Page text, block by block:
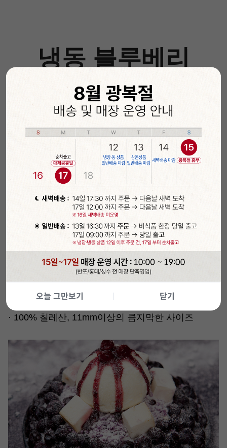
오늘 그만보기 닫기
냉동 블루베리
(1kg)
IQF 개별 급속 냉동으로
블루베리를 세척한 후, 가장 신선할 때 개별 급속 냉
동시켜
본연의 건강한 맛과 모양을 살린 냉동 블루베리 입니
MD'S TIP
· 케이크, 타르트 등 베이킹이나 음료, 빙수토핑으로
보관이 편리한 지퍼백 포장
· 100% 칠레산, 11mm이상의 큼지막한 사이즈